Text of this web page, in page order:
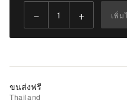
ไป
รถ
เข็น
− + เพิ่ม
ขนส่งฟรี
Thailand